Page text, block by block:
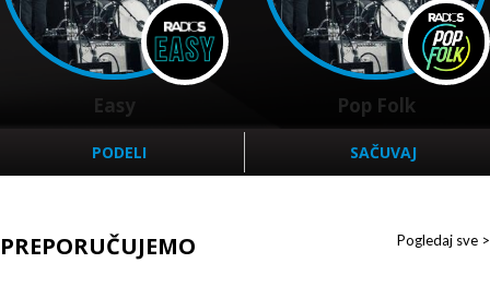
Easy Pop Folk
PODELI SAČUVAJ
PREPORUČUJEMO Pogledaj sve >